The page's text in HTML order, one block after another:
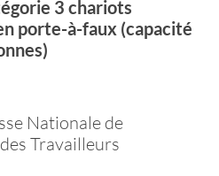
3 chariots
porte-à-faux (capacité
Nationale de
Travailleurs